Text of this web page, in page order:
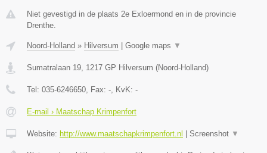
Niet gevestigd in de plaats 2e Exloermond en in de provincie
Drenthe.
Noord-Holland » Hilversum Google maps ▼
Sumatralaan 19 1217 GP Hilversum (Noord-Holland)
Tel: 035-6246650 , Fax: - , KvK: -
E-mail › Maatschap Krimpenfort
Website: http://www.maatschapkrimpenfort.nl Screenshot ▼